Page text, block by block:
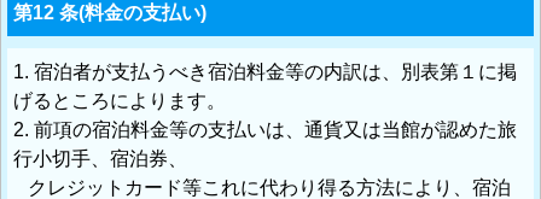
第12 条(料金の支払い)
1. 宿泊者が支払うべき宿泊料金等の内訳は、別表第１に掲
げるところによります。
2. 前項の宿泊料金等の支払いは、通貨又は当館が認めた旅
行小切手、宿泊券、
クレジットカード等これに代わり得る方法により、宿泊